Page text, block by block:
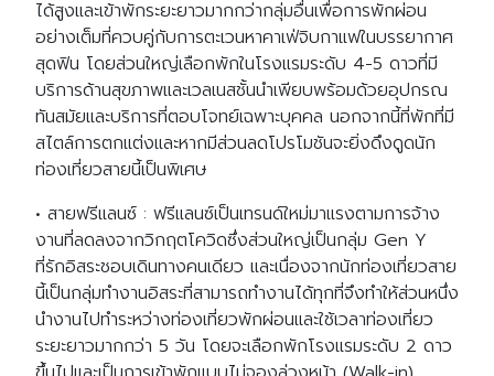
ได้สูงและเข้าพักระยะยาวมากกว่ากลุ่มอื่นเพื่อการพักผ่อน
อย่างเต็มที่ควบคู่กับการตะเวนหาคาเฟ่จิบกาแฟในบรรยากาศ
สุดฟิน โดยส่วนใหญ่เลือกพักในโรงแรมระดับ 4-5 ดาวที่มี
บริการด้านสุขภาพและเวลเนสชั้นนำเพียบพร้อมด้วยอุปกรณ
ทันสมัยและบริการที่ตอบโจทย์เฉพาะบุคคล นอกจากนี้ที่พักที่มี
สไตล์การตกแต่งและหากมีส่วนลดโปรโมชันจะยิ่งดึงดูดนัก
ท่องเที่ยวสายนี้เป็นพิเศษ
• สายฟรีแลนซ์ : ฟรีแลนซ์เป็นเทรนด์ใหม่มาแรงตามการจ้าง
งานที่ลดลงจากวิกฤตโควิดซึ่งส่วนใหญ่เป็นกลุ่ม Gen Y
ที่รักอิสระชอบเดินทางคนเดียว และเนื่องจากนักท่องเที่ยวสาย
นี้เป็นกลุ่มทำงานอิสระที่สามารถทำงานได้ทุกที่จึงทำให้ส่วนหนึ่ง
นำงานไปทำระหว่างท่องเที่ยวพักผ่อนและใช้เวลาท่องเที่ยว
ระยะยาวมากกว่า 5 วัน โดยจะเลือกพักโรงแรมระดับ 2 ดาว